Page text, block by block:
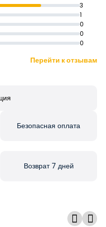
3
1
0
0
0
Перейти к отзывам
Безопасная оплата
Возврат 7 дней